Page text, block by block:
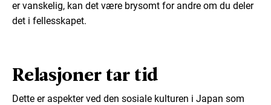
er vanskelig, kan det være brysomt for andre om du deler
det i fellesskapet.
Relasjoner tar tid
Dette er aspekter ved den sosiale kulturen i Japan som